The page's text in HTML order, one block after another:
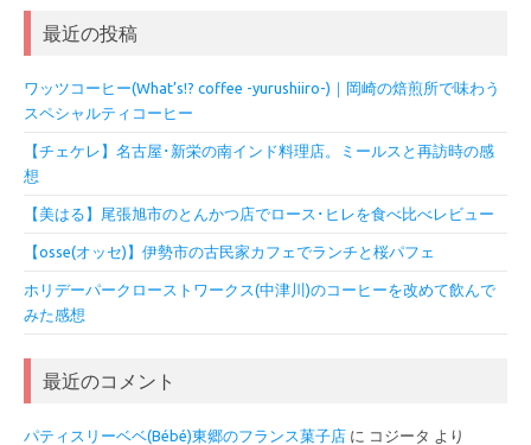
最近の投稿
ワッツコーヒー(What’s!? coffee -yurushiiro-)｜岡崎の焙煎所で味わう
スペシャルティコーヒー
【チェケレ】名古屋･新栄の南インド料理店。ミールスと再訪時の感
想
【美はる】尾張旭市のとんかつ店でロース･ヒレを食べ比べレビュー
【osse(オッセ)】伊勢市の古民家カフェでランチと桜パフェ
ホリデーパークローストワークス(中津川)のコーヒーを改めて飲んで
みた感想
最近のコメント
パティスリーベベ(Bébé)東郷のフランス菓子店 に コジータ より